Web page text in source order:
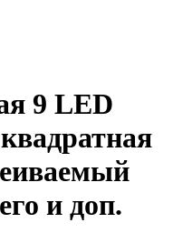
9 LED
и доп.